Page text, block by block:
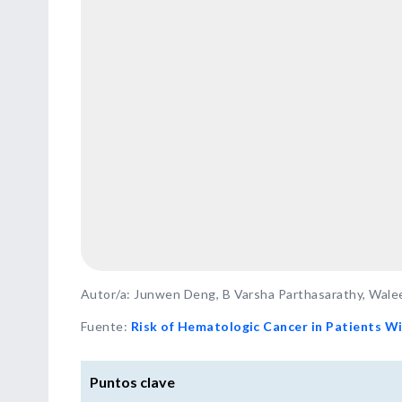
Autor/a: Junwen Deng, B Varsha Parthasarathy,
Fuente: Risk of Hematologic Cancer in Patients
Puntos clave